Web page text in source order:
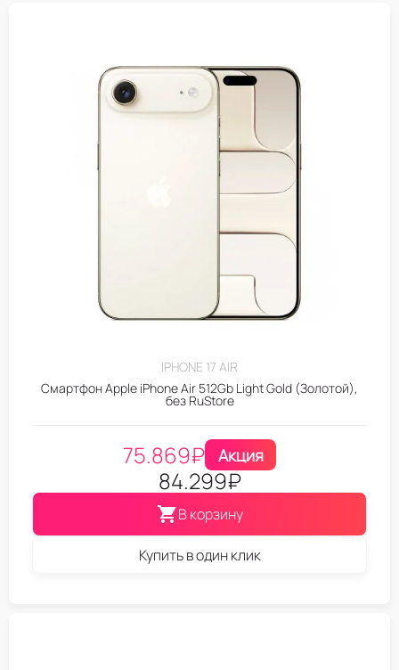
IPHONE 17 AIR
Смартфон Apple iPhone Air 512Gb Light Gold (Золотой),
без RuStore
75.869₽ Акция
84.299₽
В корзину
Купить в один клик